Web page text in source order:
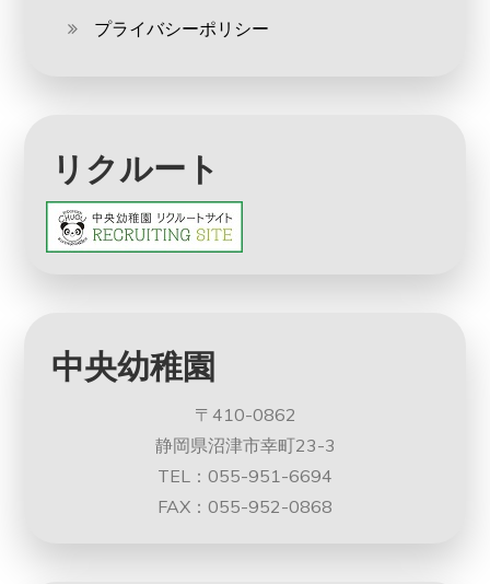
プライバシーポリシー
リクルート
中央幼稚園
〒410-0862
静岡県沼津市幸町23-3
TEL：055-951-6694
FAX：055-952-0868